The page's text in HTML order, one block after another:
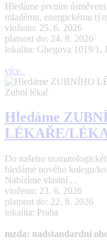
Hledáme prvním
mladému, energickému
vloženo: 25. 6. 2026
platnost do: 24. 8. 2026
lokalita: Ghegova 1019/1,
více
Zubní lékař
Hledáme
LÉKAŘE/
Do našeho
hledáme nového kolegu/
Nabízíme vlastní ...
vloženo: 23. 6. 2026
platnost do: 22. 8. 2026
lokalita: Praha
mzda: nadstandardní